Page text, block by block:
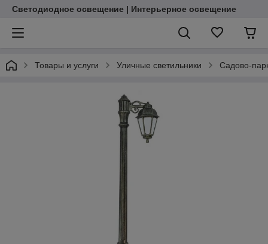
Светодиодное освещение | Интерьерное освещение
Товары и услуги Уличные светильники Садово-